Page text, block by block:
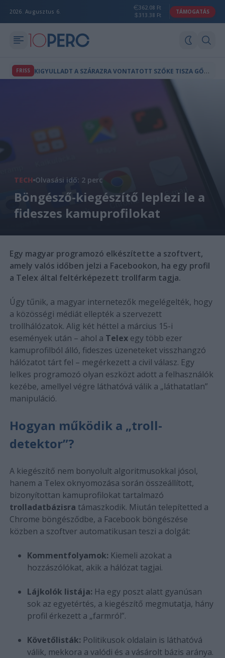
2026. Augusztus 6.
362.08 Ft
313.38 Ft
TÁMOGATÁS
FRISS K
IGYULLADT A SZÁRAZRA VONTATOTT SZŐKE TISZA GŐZHAJÓ SZEGEDEN
TECH Olvasási idő: 2 perc
Böngésző-kiegészítő leplezi le a
fideszes kamuprofilokat
Egy magyar programozó elkészítette a szoftvert,
amely valós időben jelzi a Facebookon, ha egy profil
a Telex által feltérképezett trollfarm tagja.
Úgy tűnik, a magyar internetezők megelégelték, hogy
a közösségi médiát ellepték a szervezett
trollhálózatok. Alig két héttel a március 15-i
események után – ahol a Telexegy több ezer
kamuprofilból álló, fideszes üzeneteket visszhangzó
hálózatot tárt fel – megérkezett a civil válasz. Egy
lelkes programozó olyan eszközt adott a felhasználók
kezébe, amellyel végre láthatóvá válik a „láthatatlan”
manipuláció.
Hogyan működik a „troll-
detektor”?
A kiegészítő nem bonyolult algoritmusokkal jósol,
hanem a Telex oknyomozása során összeállított,
bizonyítottan kamuprofilokat tartalmazó
trolladatbázisra támaszkodik. Miután telepítetted a
Chrome böngésződbe, a Facebook böngészése
közben a szoftver automatikusan teszi a dolgát:
Kommentfolyamok: Kiemeli azokat a
hozzászólókat, akik a hálózat tagjai.
Lájkolók listája: Ha egy poszt alatt gyanúsan
sok az egyetértés, a kiegészítő megmutatja, hány
profil érkezett a „farmról”.
Követőlisták: Politikusok oldalain is láthatóvá
válik, mekkora a valódi és a vásárolt bázis aránya.